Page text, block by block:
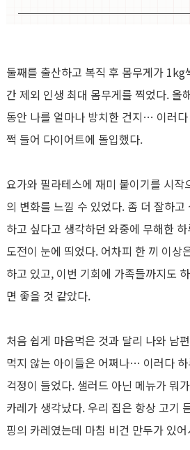
둘째를 출산하고 복직 후 몸무게가 1kg
간 제외 인생 최대 몸무게를 찍었다. 올
동안 나를 얼마나 방치한 건지… 이러
쩍 들어 다이어트에 돌입했다.
요가와 필라테스에 재미 붙이기를 시작
의 변화를 느낄 수 있었다. 좀 더 잘하
하고 싶다고 생각하던 와중에 무해한
도전이 눈에 띄었다. 어차피 한 끼 이상
하고 있고, 이번 기회에 가족들까지도
면 좋을 것 같았다.
처음 쉽게 마음먹은 것과 달리 나와 남
먹지 않는 아이들은 어쩌나… 이러다
걱정이 들었다. 샐러드 아닌 메뉴가 뭐
카레가 생각났다. 우리 집은 항상 고기
핑의 카레였는데 마침 비건 만두가 있